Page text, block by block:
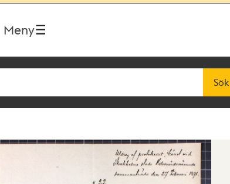
Meny
Sök